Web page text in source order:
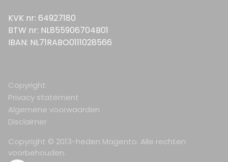
KVK nr: 64927180
BTW nr: NL855906704B01
IBAN: NL71RABO0111028566
Copyright © 2013-heden Magento. Alle rechten
voorbehouden.
Copyright
Privacy statement
Algemene voorwaarden
Disclaimer